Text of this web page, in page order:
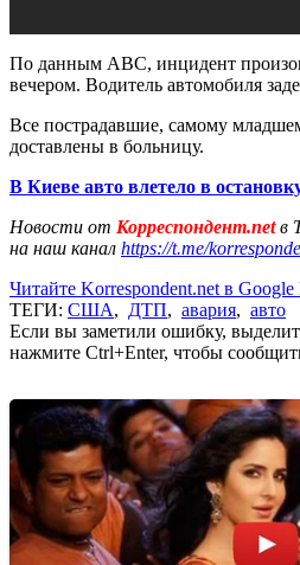
По данным ABC, инцидент
вечером. Водитель автомобиля
Все пострадавшие, самому
доставлены в больницу.
В Киеве авто влетело в
Новости от Корреспондент.netв
на наш канал https://t.me/
Читайте Korrespondent.net в Google
ТЕГИ: США, ДТП, авария, авто
Если вы заметили ошибку,
нажмите Ctrl+Enter, чтобы